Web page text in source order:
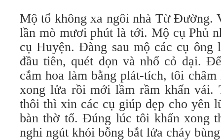
Mộ tổ không xa ngôi nhà Từ Đường.
lần mò mươi phút là tới. Mộ cụ Phủ
cụ Huyện. Đàng sau mộ các cụ ông
đầu tiên, quét dọn và nhổ cỏ dại.
cắm hoa làm bằng plát-tích, tôi
xong lửa rồi mới lầm rầm khấn vái.
thôi thì xin các cụ giúp dẹp cho yên
bàn thờ tổ. Đúng lúc tôi khấn xong
nghi ngút khói bỗng bắt lửa cháy